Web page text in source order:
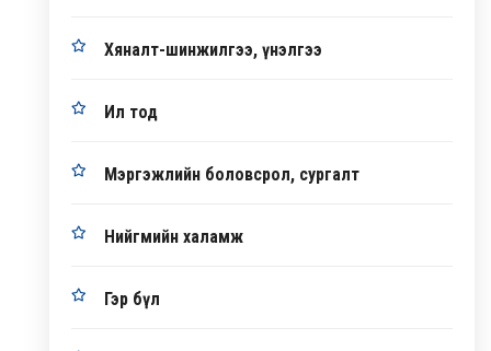
Хяналт-шинжилгээ, үнэлгээ
Ил тод
Мэргэжлийн боловсрол, сургалт
Нийгмийн халамж
Гэр бүл